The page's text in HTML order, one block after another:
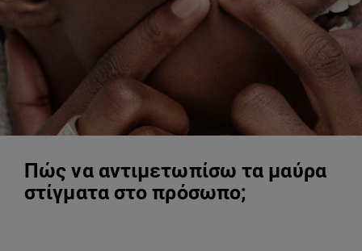
Πώς να αντιμετωπίσω τα μαύρα
στίγματα στο πρόσωπο;